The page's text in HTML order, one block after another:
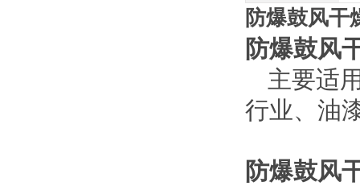
防爆鼓风干
防爆鼓风
主要适
行业、油
防爆鼓风